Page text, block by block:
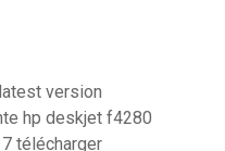
version
hp deskjet f4280
télécharger